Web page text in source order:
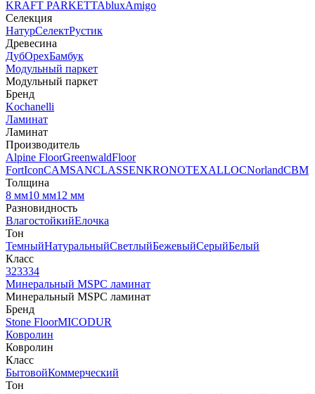
KRAFT PARKETTAbluxAmigo
Селекция
НатурСелектРустик
Древесина
ДубОрехБамбук
Модульный паркет
Модульный паркет
Бренд
Kochanelli
Ламинат
Ламинат
Производитель
Alpine FloorGreenwaldFloor
FortIconCAMSANCLASSENKRONOTEXALLOCNorlandCBM
Толщина
8 мм10 мм12 мм
Разновидность
ВлагостойкийЕлочка
Тон
ТемныйНатуральныйСветлыйБежевыйСерыйБелый
Класс
323334
Минеральный MSPC ламинат
Минеральный MSPC ламинат
Бренд
Stone FloorMICODUR
Ковролин
Ковролин
Класс
БытовойКоммерческий
Тон